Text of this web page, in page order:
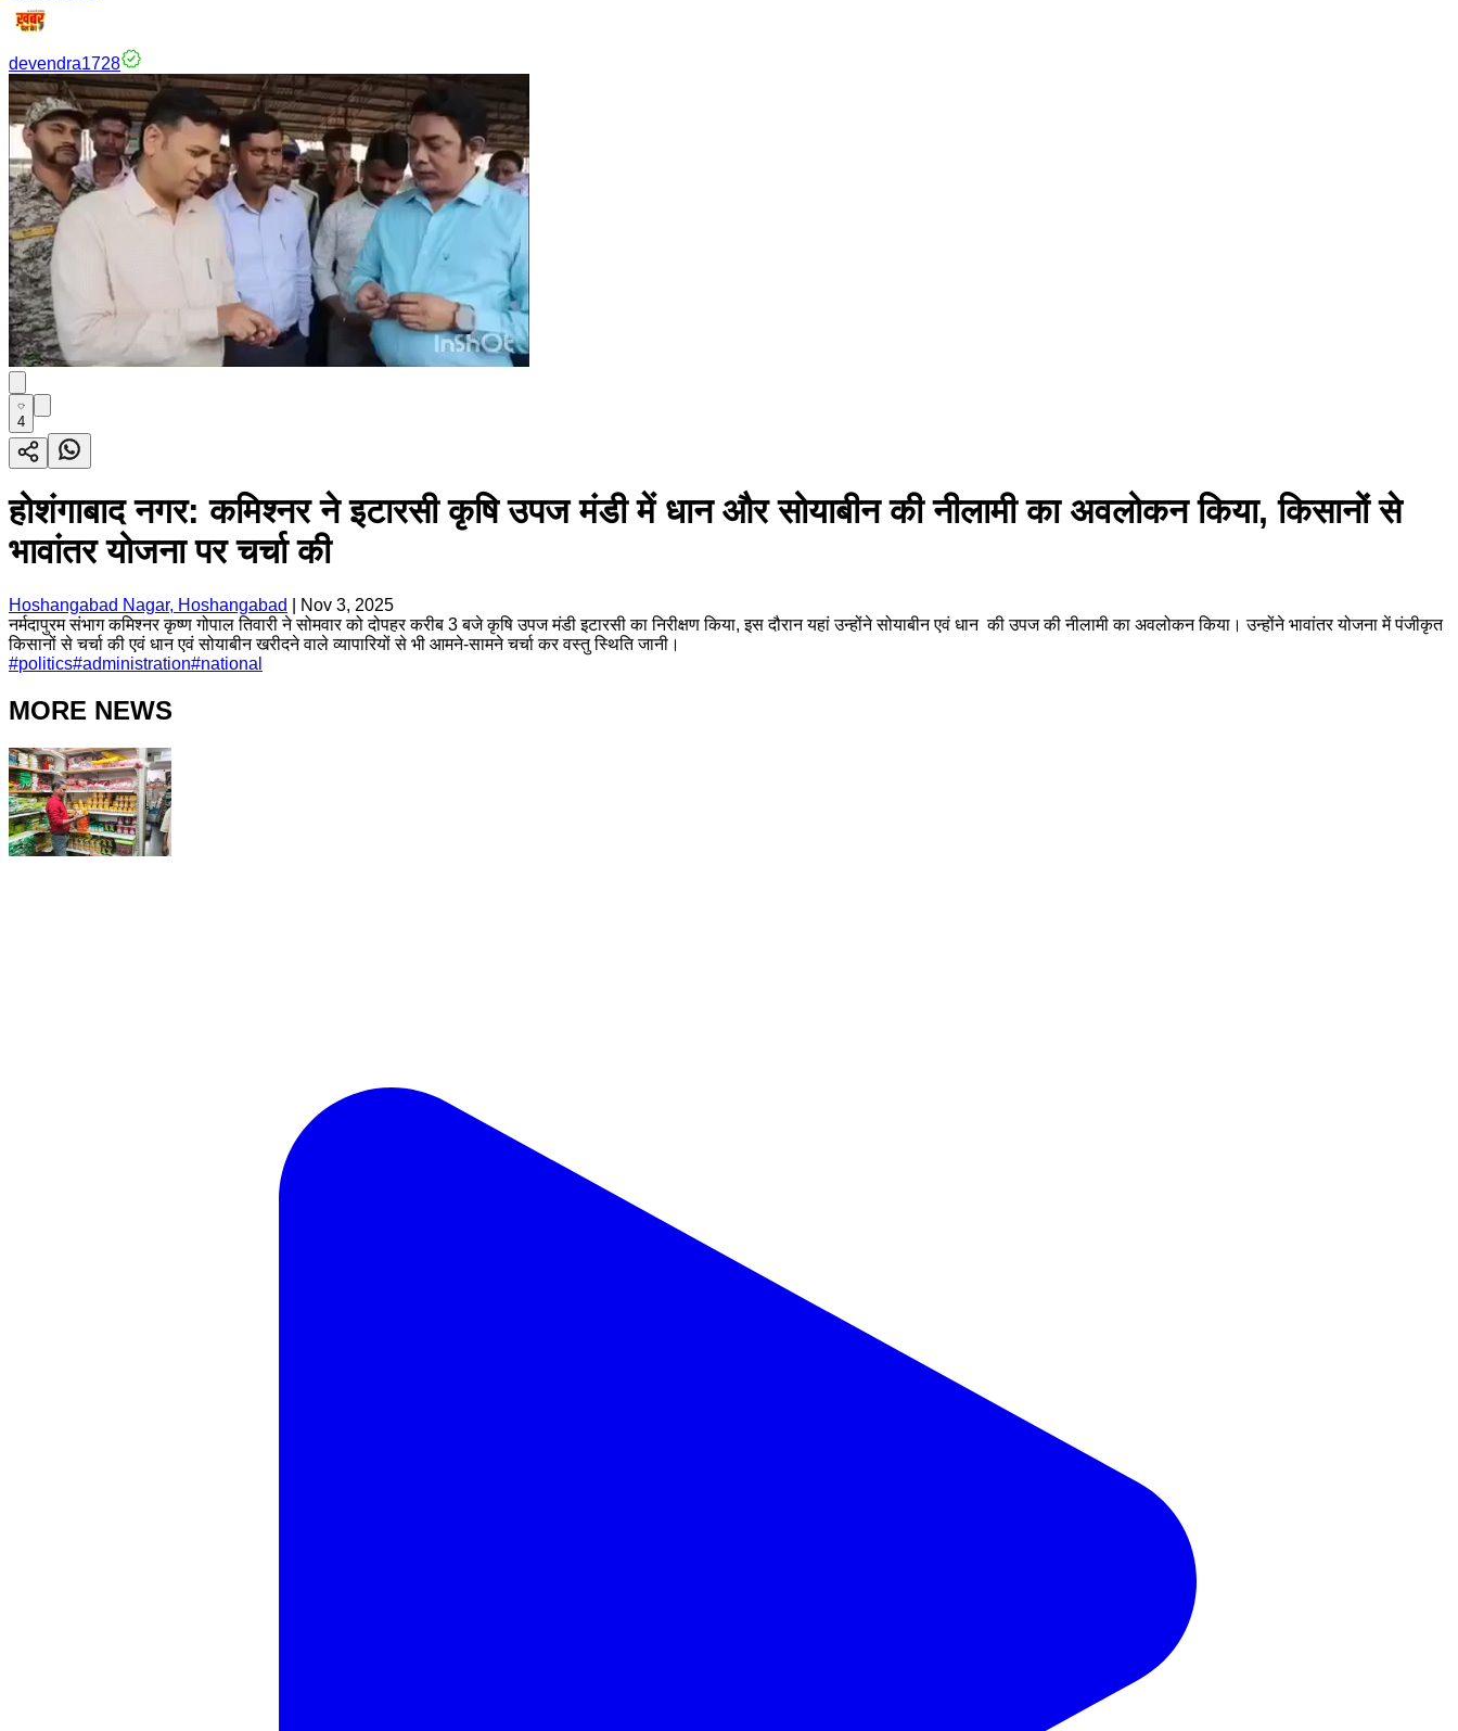
devendra1728
4
होशंगाबाद नगर: कमिश्नर ने इटारसी कृषि उपज मंडी में धान और सोयाबीन की नीलामी का अवलोकन किया, किसानों से
भावांतर योजना पर चर्चा की
Hoshangabad Nagar, Hoshangabad
Nov 3, 2025
नर्मदापुरम संभाग कमिश्नर कृष्ण गोपाल तिवारी ने सोमवार को दोपहर करीब 3 बजे कृषि उपज मंडी इटारसी का निरीक्षण किया, इस दौरान यहां उन्होंने सोयाबीन एवं धान की उपज की नीलामी का अवलोकन किया। उन्होंने भावांतर योजना में पंजीकृत
किसानों से चर्चा की एवं धान एवं सोयाबीन खरीदने वाले व्यापारियों से भी आमने-सामने चर्चा कर वस्तु स्थिति जानी।
#politics#administration#national
MORE NEWS